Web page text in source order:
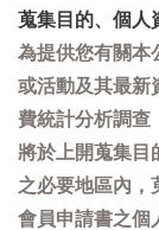
蒐集目的、個人
為提供您有關本
或活動及其最新
費統計分析調查
將於上開蒐集目
之必要地區內，
會員申請書之個